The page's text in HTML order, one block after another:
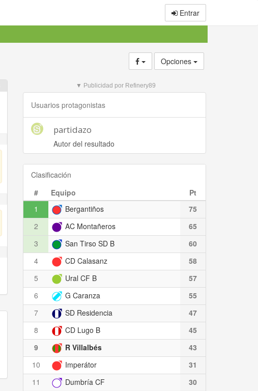
Entrar
Opciones
▼ Publicidad por Refinery89
Usuarios protagonistas
partidazo
Autor del resultado
Clasificación
#
Equipo
Pt
1
Bergantiños
75
2
AC Montañeros
65
3
San Tirso SD B
60
4
CD Calasanz
58
5
Ural CF B
57
6
G Caranza
55
7
SD Residencia
47
8
CD Lugo B
45
9
R Villalbés
43
10
Imperátor
31
11
Dumbría CF
30